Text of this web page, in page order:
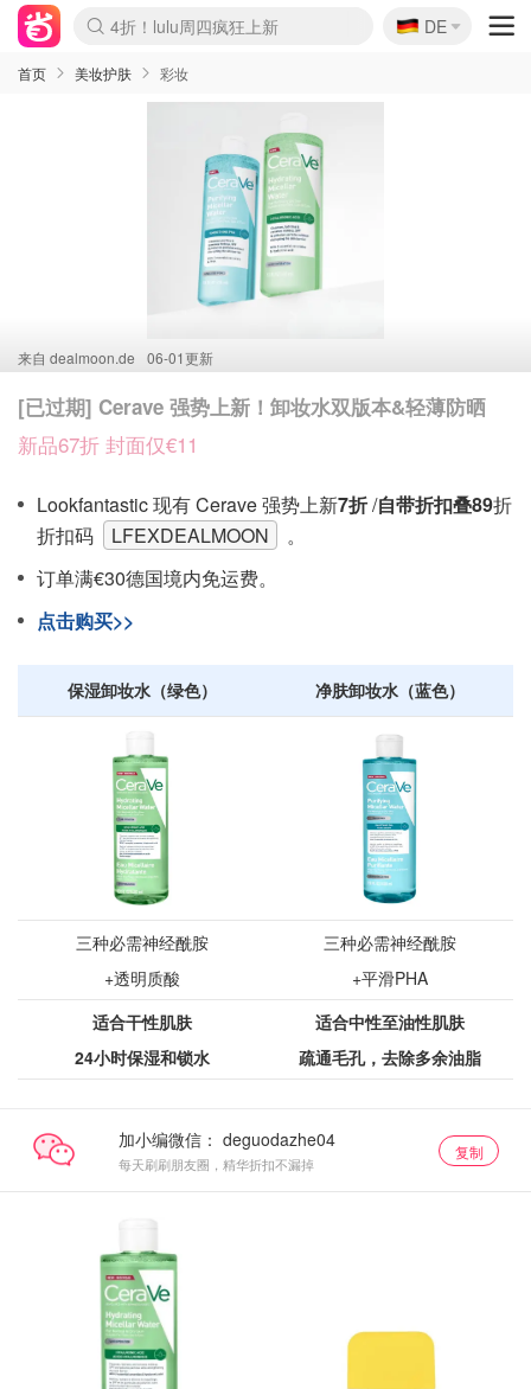
Boticinal 夏促开抢！
4折！lulu周四疯狂上新
还没结束！&OtherStories大促
Joybuy变相75折 随时失效
速领！Stanley独家85折
疑似霸哥！Camper额外叠85折
Zalando 奥莱闪促！每日更新
Moncler反季囤！5折起+叠9折
Coach Brooklyn仅€192
🇩🇪
DE
首页 美妆护肤 彩妆
来自 dealmoon.de 06-01更新
[已过期] Cerave 强势上新！卸妆水双版本&轻薄防晒
新品67折 封面仅€11
Lookfantastic 现有 Cerave 强势上新7折/自带折扣叠89折
折扣码
LFEXDEALMOON
。
订单满€30德国境内免运费。
点击购买>>
保湿卸妆水（绿色） 净肤卸妆水（蓝色）
三种必需神经酰胺
+透明质酸
三种必需神经酰胺
+平滑PHA
适合干性肌肤
24小时保湿和锁水
适合中性至油性肌肤
疏通毛孔，去除多余油脂
加小编微信：
每天刷刷朋友圈，精华折扣不漏掉
复制